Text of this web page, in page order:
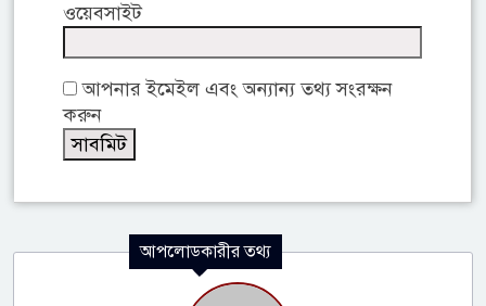
ওয়েবসাইট
আপনার ইমেইল এবং অন্যান্য তথ্য সংরক্ষন
করুন
আপলোডকারীর তথ্য